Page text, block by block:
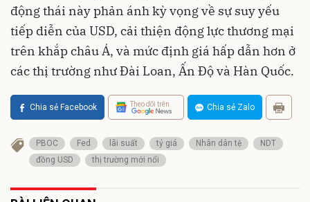
động thái này phản ánh kỳ vọng về sự suy yếu
tiếp diễn của USD, cải thiện động lực thương mại
trên khắp châu Á, và mức định giá hấp dẫn hơn ở
các thị trường như Đài Loan, Ấn Độ và Hàn Quốc.
Chia sẻ Facebook Theo dõi trên Chia sẻ Zalo
PBOC Fed lãi suất tỷ giá Nhân dân tệ
NDT
đồng USD
thị trường mới nổi